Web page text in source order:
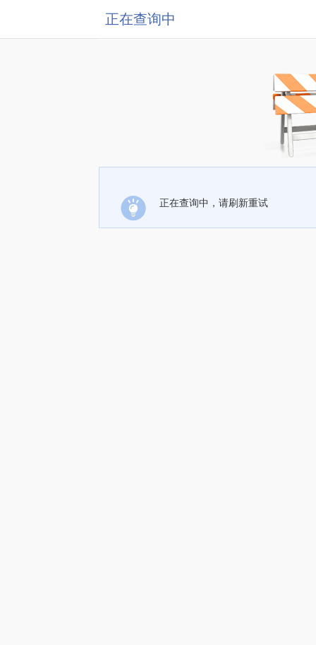
正在查询中
正在查询中，请刷新重试